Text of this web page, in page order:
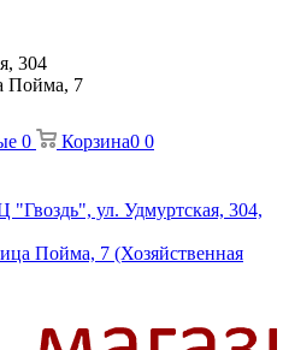
304
Пойма, 7
0 Корзина0 0
"Гвоздь", ул. Удмуртская, 304,
Пойма, 7 (Хозяйственная